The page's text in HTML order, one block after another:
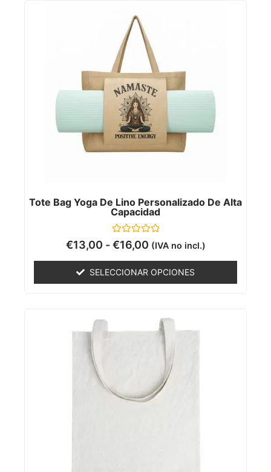
Tote Bag Yoga De Lino Personalizado De Alta
Capacidad
Valorado
con
5
€13,00 - €16,00 (IVA no incl.)
SELECCIONAR OPCIONES